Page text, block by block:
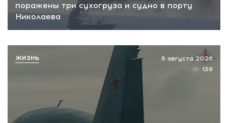
поражены три сухогруза и судно в порту
Николаева
6 августа 2026
139
ЖИЗНЬ